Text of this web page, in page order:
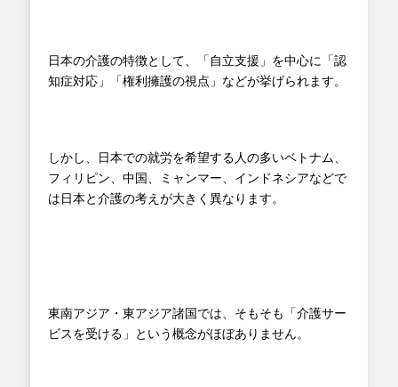
日本の介護の特徴として、「自立支援」を中心に「認
知症対応」「権利擁護の視点」などが挙げられます。
しかし、日本での就労を希望する人の多いベトナム、
フィリピン、中国、ミャンマー、インドネシアなどで
は日本と介護の考えが大きく異なります。
東南アジア・東アジア諸国では、そもそも「介護サー
ビスを受ける」という概念がほぼありません。